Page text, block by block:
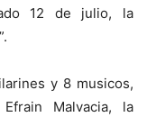
12 de julio, la
y 8 musicos,
Malvacia, la